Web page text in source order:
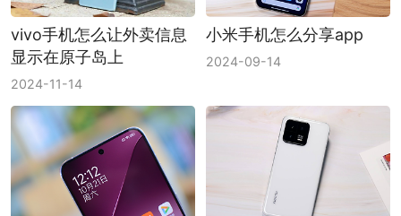
vivo手机怎么让外卖信息
显示在原子岛上
2024-11-14
小米手机怎么分享app
2024-09-14